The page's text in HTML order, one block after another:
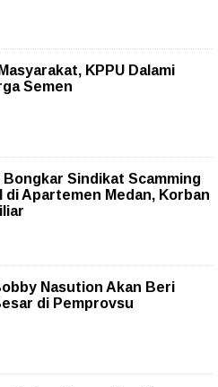
KPPU Dalami
Semen
Bongkar Sindikat Scamming
di Apartemen Medan, Korban
Nasution Akan Beri
di Pemprovsu